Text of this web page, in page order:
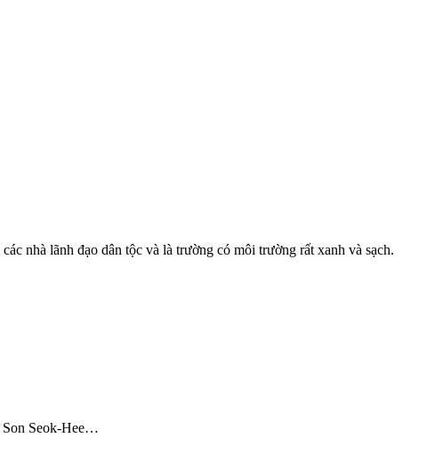
nhà lãnh đạo dân tộc và là trường có môi trường rất xanh và sạch.
Son Seok-Hee…